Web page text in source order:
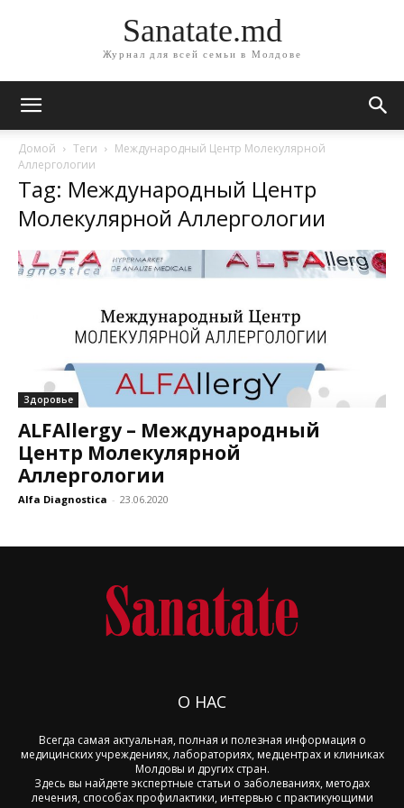
Sanatate.md
Журнал для всей семьи в Молдове
Домой Теги
Международный Центр Молекулярной
Аллергологии
Tag: Международный Центр
Молекулярной Аллергологии
Здоровье
ALFAllergy – Международный
Центр Молекулярной
Аллергологии
Alfa Diagnostica - 23.06.2020
О НАС
Всегда самая актуальная, полная и полезная информация о
медицинских учреждениях, лабораториях, медцентрах и клиниках
Молдовы и других стран.
Здесь вы найдете экспертные статьи о заболеваниях, методах
лечения, способах профилактики, интервью с практикующими